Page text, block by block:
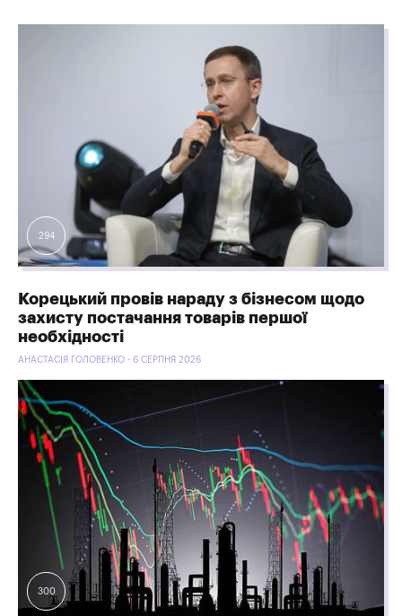
294
Корецький провів нараду з бізнесом щодо
захисту постачання товарів першої
необхідності
АНАСТАСІЯ ГОЛОВЕНКО - 6 СЕРПНЯ 2026
300